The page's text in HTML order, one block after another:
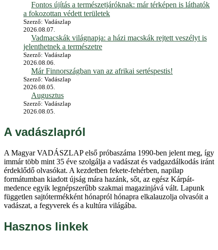
Fontos újítás a természetjáróknak: már térképen is láthatók
a fokozottan védett területek
Szerző: Vadászlap
2026.08.07.
Vadmacskák világnapja: a házi macskák rejtett veszélyt is
jelenthetnek a természetre
Szerző: Vadászlap
2026.08.06.
Már Finnországban van az afrikai sertéspestis!
Szerző: Vadászlap
2026.08.05.
Augusztus
Szerző: Vadászlap
2026.08.05.
A vadászlapról
A Magyar VADÁSZLAP első próbaszáma 1990-ben jelent meg, így
immár több mint 35 éve szolgálja a vadászat és vadgazdálkodás iránt
érdeklődő olvasókat. A kezdetben fekete-fehérben, napilap
formátumban kiadott újság mára hazánk, sőt, az egész Kárpát-
medence egyik legnépszerűbb szakmai magazinjává vált. Lapunk
független sajtótermékként hónapról hónapra elkalauzolja olvasóit a
vadászat, a fegyverek és a kultúra világába.
Hasznos linkek